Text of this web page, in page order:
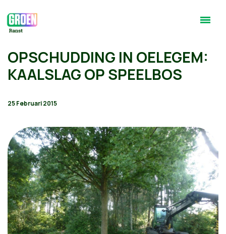
OPSCHUDDING IN OELEGEM:
KAALSLAG OP SPEELBOS
25 Februari 2015